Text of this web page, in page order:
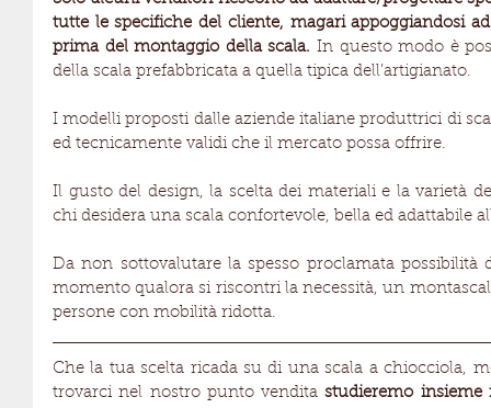
tutte le specifiche del cliente, magari appoggiandosi
prima del montaggio della scala. In questo modo è
della scala prefabbricata a quella tipica dell’artigianato.
I modelli proposti dalle aziende italiane produttrici di
ed tecnicamente validi che il mercato possa offrire.
Il gusto del design, la scelta dei materiali e la varietà
chi desidera una scala confortevole, bella ed adattabile
Da non sottovalutare la spesso proclamata
momento qualora si riscontri la necessità, un
persone con mobilità ridotta.
Che la tua scelta ricada su di una scala a chiocciola,
trovarci nel nostro punto vendita studieremo insieme